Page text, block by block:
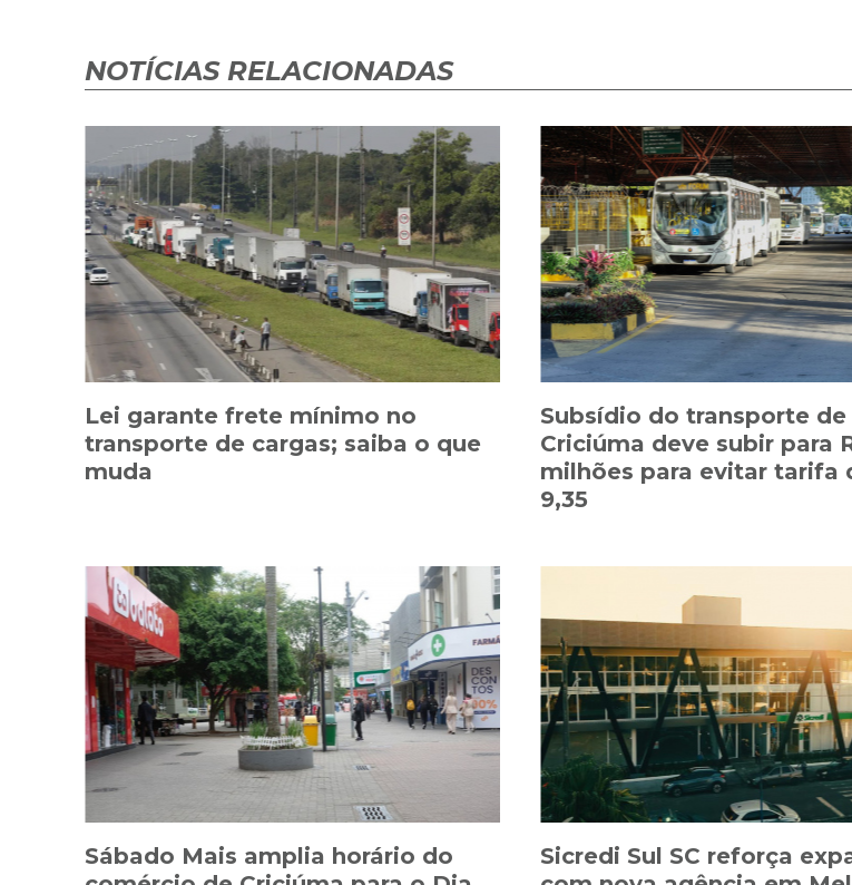
NOTÍCIAS RELACIONADAS
Lei garante frete mínimo no
transporte de cargas; saiba o que
muda
Subsídio do transporte de
Criciúma deve subir para
milhões para evitar tarifa
9,35
Sábado Mais amplia horário do
Sicredi Sul SC reforça